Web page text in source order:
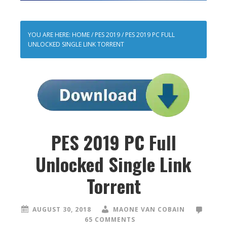
YOU ARE HERE: HOME/ PES 2019/ PES 2019 PC FULL
UNLOCKED SINGLE LINK TORRENT
PES 2019 PC Full
Unlocked Single Link
Torrent
AUGUST 30, 2018
MAONE VAN COBAIN
65 COMMENTS